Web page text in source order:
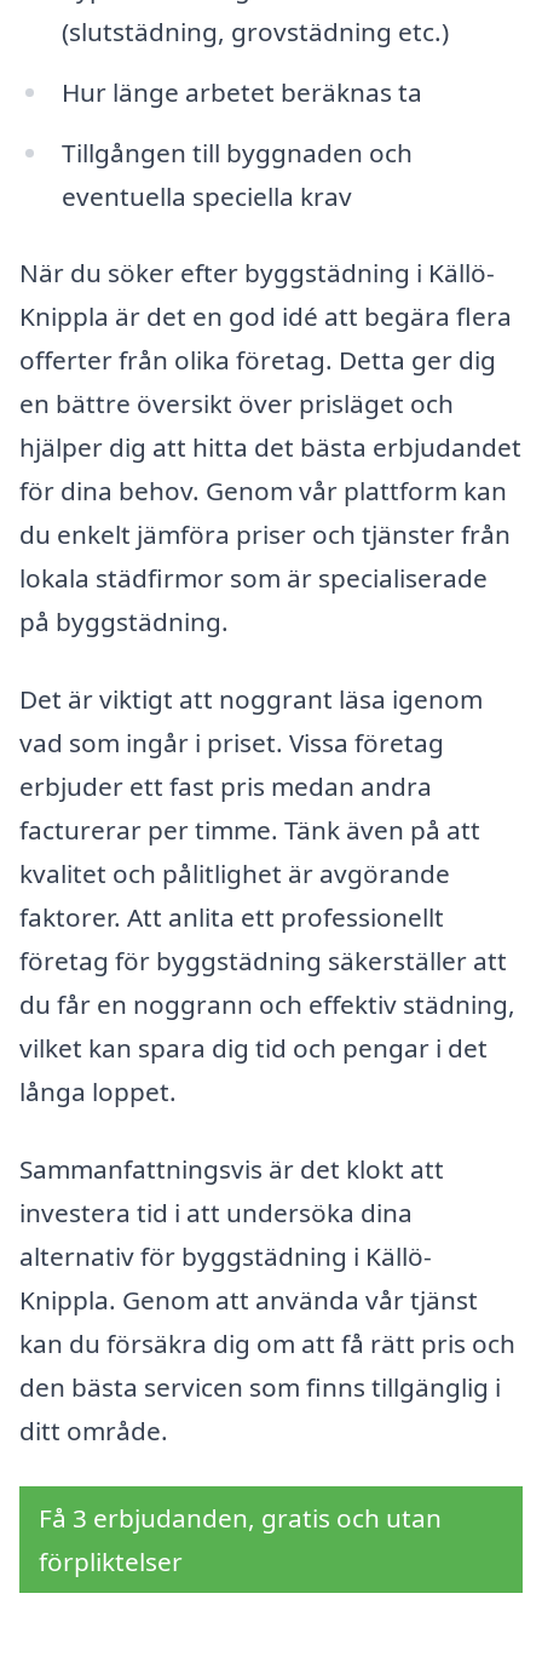
(slutstädning, grovstädning etc.)
Hur länge arbetet beräknas ta
Tillgången till byggnaden och
eventuella speciella krav
När du söker efter byggstädning i Källö-
Knippla är det en god idé att begära flera
offerter från olika företag. Detta ger dig
en bättre översikt över prisläget och
hjälper dig att hitta det bästa erbjudandet
för dina behov. Genom vår plattform kan
du enkelt jämföra priser och tjänster från
lokala städfirmor som är specialiserade
på byggstädning.
Det är viktigt att noggrant läsa igenom
vad som ingår i priset. Vissa företag
erbjuder ett fast pris medan andra
facturerar per timme. Tänk även på att
kvalitet och pålitlighet är avgörande
faktorer. Att anlita ett professionellt
företag för byggstädning säkerställer att
du får en noggrann och effektiv städning,
vilket kan spara dig tid och pengar i det
långa loppet.
Sammanfattningsvis är det klokt att
investera tid i att undersöka dina
alternativ för byggstädning i Källö-
Knippla. Genom att använda vår tjänst
kan du försäkra dig om att få rätt pris och
den bästa servicen som finns tillgänglig i
ditt område.
Få 3 erbjudanden, gratis och utan
förpliktelser